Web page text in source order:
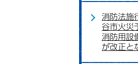
消防法施
谷市火災
消防用設
が改正と